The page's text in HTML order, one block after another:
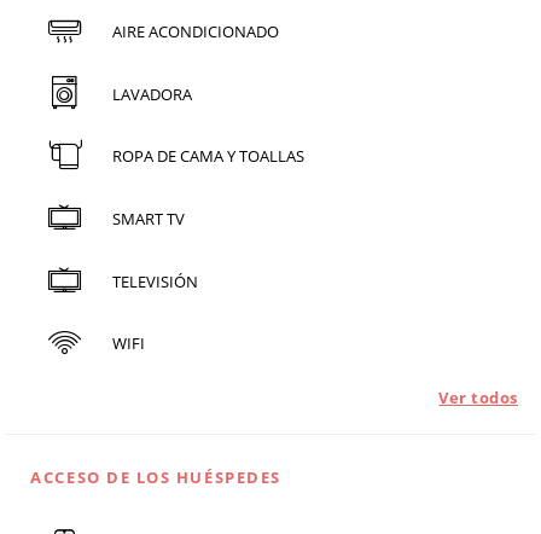
AIRE ACONDICIONADO
LAVADORA
ROPA DE CAMA Y TOALLAS
SMART TV
TELEVISIÓN
WIFI
Ver todos
ACCESO DE LOS HUÉSPEDES